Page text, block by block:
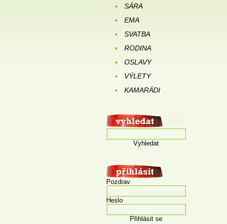
SÁRA
EMA
SVATBA
RODINA
OSLAVY
VÝLETY
KAMARÁDI
Vyhledat
Pozdrav
Heslo
Přihlásit se